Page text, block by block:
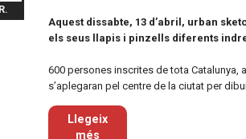
Aquest dissabte, 13 d’abril, urban
els seus llapis i pinzells diferents
600 persones inscrites de tota Catalunya,
s’aplegaran pel centre de la ciutat per
Llegeix
més